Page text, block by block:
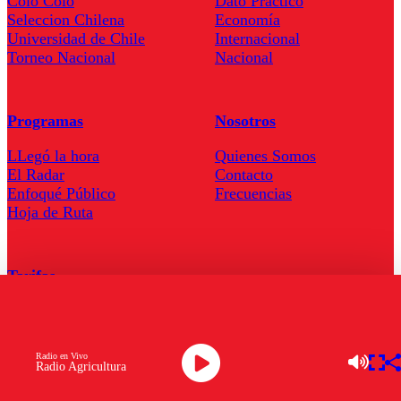
Radio Agricultura
Radio en Vivo
Seleccion Chilena
Universidad de Chile
Torneo Nacional
Economía
Internacional
Nacional
Programas
LLegó la hora
El Radar
Enfoqué Público
Hoja de Ruta
Nosotros
Quienes Somos
Contacto
Frecuencias
Tarifas